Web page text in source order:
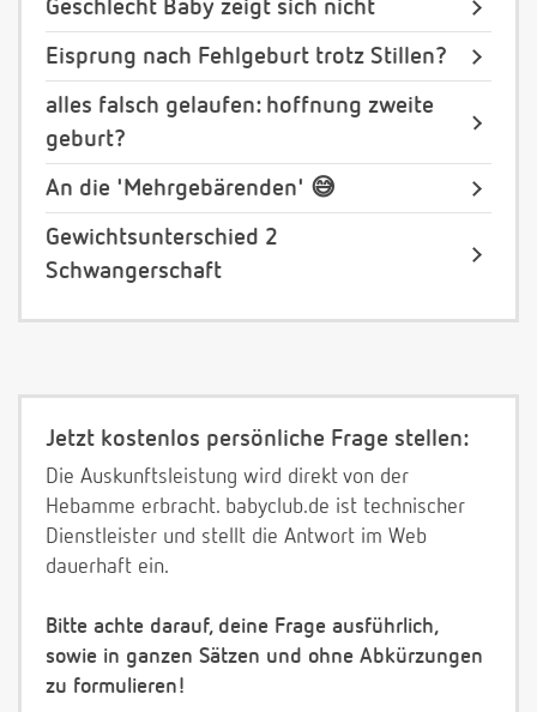
Geschlecht Baby zeigt sich nicht
Eisprung nach Fehlgeburt trotz Stillen?
alles falsch gelaufen: hoffnung zweite
geburt?
An die 'Mehrgebärenden' 😅
Gewichtsunterschied 2
Schwangerschaft
Jetzt kostenlos persönliche Frage stellen:
Die Auskunftsleistung wird direkt von der
Hebamme erbracht. babyclub.de ist technischer
Dienstleister und stellt die Antwort im Web
dauerhaft ein.
Bitte achte darauf, deine Frage ausführlich,
sowie in ganzen Sätzen und ohne Abkürzungen
zu formulieren!